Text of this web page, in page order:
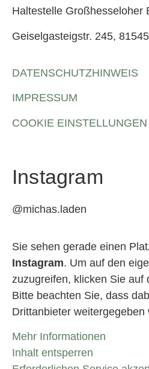
Haltestelle Großhesseloher
Geiselgasteigstr. 245,
DATENSCHUTZHINWEIS
IMPRESSUM
COOKIE EINSTELLUNGEN
Instagram
@michas.laden
Sie sehen gerade einen
Instagram. Um auf den
zuzugreifen, klicken Sie auf
Bitte beachten Sie, dass
Drittanbieter weitergegeben
Mehr Informationen
Inhalt entsperren